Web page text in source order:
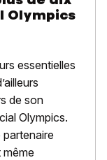
Olympics
essentielles
de son
Olympics.